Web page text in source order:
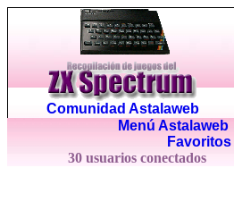
Comunidad Astalaweb
Menú Astalaweb|
Favoritos
30 usuarios conectados